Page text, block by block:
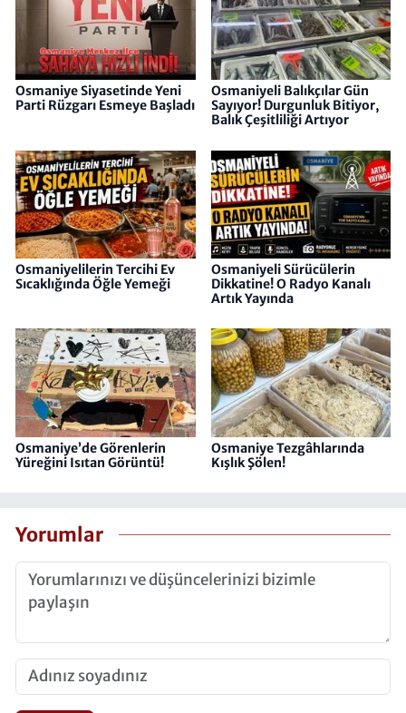
Osmaniye Siyasetinde Yeni
Parti Rüzgarı Esmeye Başladı
Osmaniyeli Balıkçılar Gün
Sayıyor! Durgunluk Bitiyor,
Balık Çeşitliliği Artıyor
Osmaniyelilerin Tercihi Ev
Sıcaklığında Öğle Yemeği
Osmaniyeli Sürücülerin
Dikkatine! O Radyo Kanalı
Artık Yayında
Osmaniye’de Görenlerin
Yüreğini Isıtan Görüntü!
Osmaniye Tezgâhlarında
Kışlık Şölen!
Yorumlar